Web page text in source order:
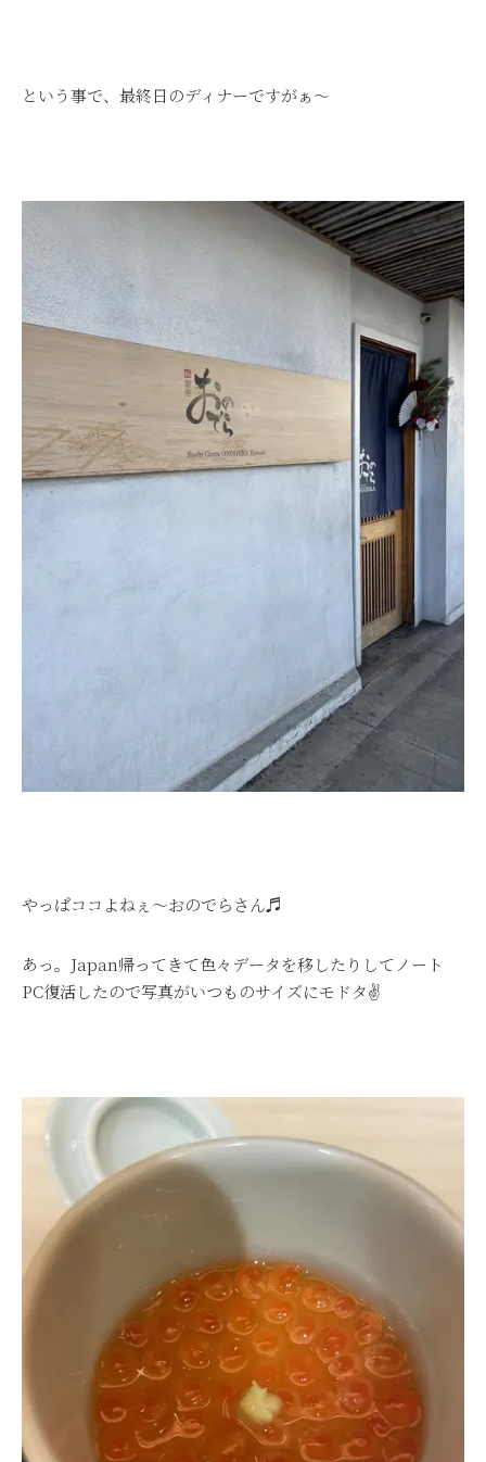
という事で、最終日のディナーですがぁ～
やっぱココよねぇ～おのでらさん♬
あっ。Japan帰ってきて色々データを移したりしてノート
PC復活したので写真がいつものサイズにモドタ✌